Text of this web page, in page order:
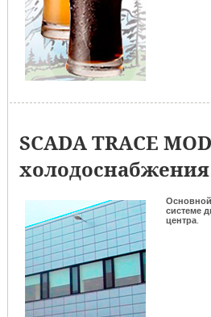
SCADA TRACE
холодоснабжения
системе
центра